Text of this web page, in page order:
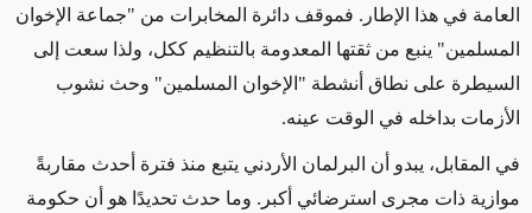
العامة في هذا الإطار. فموقف دائرة المخابرات من "جماعة الإخوان
المسلمين" ينبع من ثقتها المعدومة بالتنظيم ككل، ولذا سعت إلى
السيطرة على نطاق أنشطة "الإخوان المسلمين" وحث نشوب
الأزمات بداخله في الوقت عينه.
في المقابل، يبدو أن البرلمان الأردني يتبع منذ فترة أحدث مقاربةً
موازية ذات مجرى استرضائي أكبر. وما حدث تحديدًا هو أن حكومة